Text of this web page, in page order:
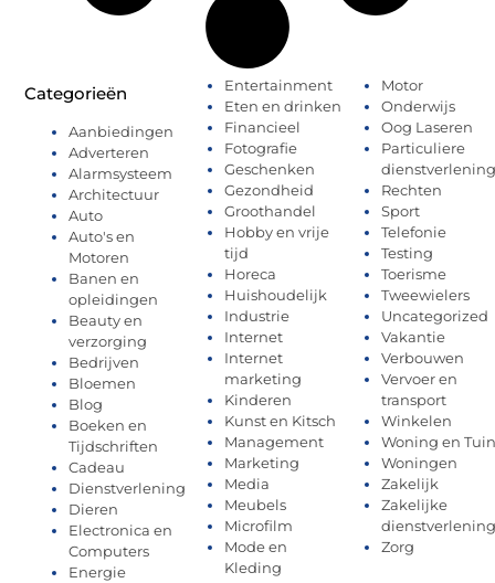
Categorieën
Aanbiedingen
Adverteren
Alarmsysteem
Architectuur
Auto
Auto's en
Motoren
Banen en
opleidingen
Beauty en
verzorging
Bedrijven
Bloemen
Blog
Boeken en
Tijdschriften
Cadeau
Dienstverlening
Dieren
Electronica en
Computers
Energie
Entertainment
Eten en drinken
Financieel
Fotografie
Geschenken
Gezondheid
Groothandel
Hobby en vrije
tijd
Horeca
Huishoudelijk
Industrie
Internet
Internet
marketing
Kinderen
Kunst en Kitsch
Management
Marketing
Media
Meubels
Microfilm
Mode en
Kleding
Motor
Onderwijs
Oog Laseren
Particuliere
dienstverlening
Rechten
Sport
Telefonie
Testing
Toerisme
Tweewielers
Uncategorized
Vakantie
Verbouwen
Vervoer en
transport
Winkelen
Woning en Tuin
Woningen
Zakelijk
Zakelijke
dienstverlening
Zorg